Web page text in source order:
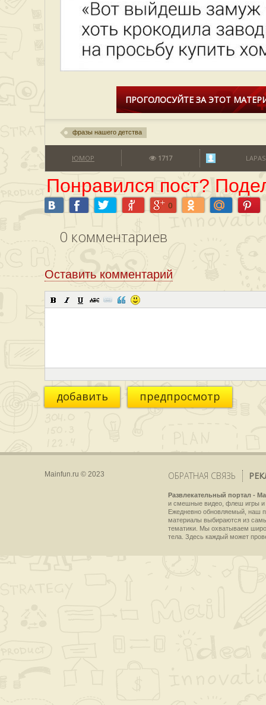
ПРОГОЛОСУЙТЕ ЗА ЭТОТ
фразы нашего детства
ЮМОР 1717 LAPAS
Понравился пост?
0
0 комментариев
Оставить комментарий
добавить предпросмотр
Mainfun.ru © 2023 ОБРАТНАЯ СВЯЗЬ
Развлекательный портал -
и смешные видео, флеш игры и
Ежедневно обновляемый, наш
материалы выбираются из
тематики. Мы охватываем
тела. Здесь каждый может